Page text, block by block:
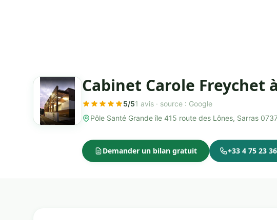
Cabinet Carole Freychet
5/51 avis · source : Google
Pôle Santé Grande île 415 route des Lônes, Sarras
Demander un bilan gratuit +33 4 75 23